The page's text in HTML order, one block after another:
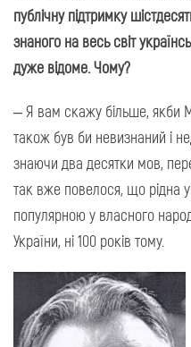
публічну підтримку
знаного на весь світ
дуже відоме. Чому?
– Я вам скажу більше, якби
також був би невизнаний і
знаючи два десятки мов,
так вже повелося, що рідна
популярною у власного
України, ні 100 років тому.